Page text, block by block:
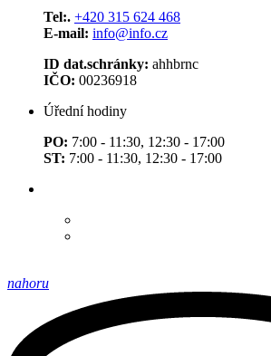
Tel:. +420 315 624 468
E-mail: info@info.cz
ID dat.schránky: ahhbrnc
IČO: 00236918
Úřední hodiny
PO: 7:00 - 11:30, 12:30 - 17:00
ST: 7:00 - 11:30, 12:30 - 17:00
nahoru